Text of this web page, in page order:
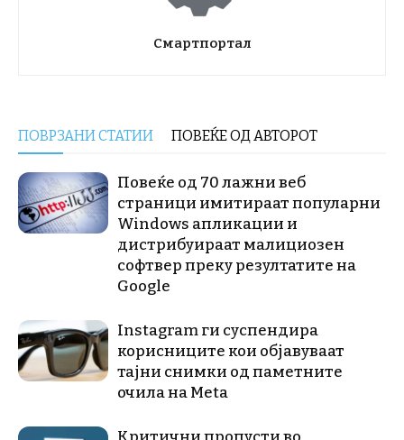
Смартпортал
ПОВРЗАНИ СТАТИИ ПОВЕЌЕ ОД АВТОРОТ
Повеќе од 70 лажни веб
страници имитираат популарни
Windows апликации и
дистрибуираат малициозен
софтвер преку резултатите на
Google
Instagram ги суспендира
корисниците кои објавуваат
тајни снимки од паметните
очила на Meta